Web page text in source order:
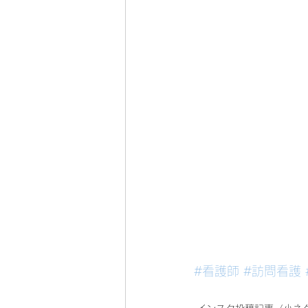
#看護師 #訪問看護